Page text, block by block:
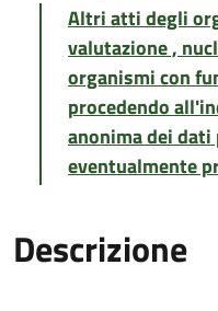
Altri atti degli
valutazione ,
organismi con
procedendo
anonima dei
eventualmente
Descrizione